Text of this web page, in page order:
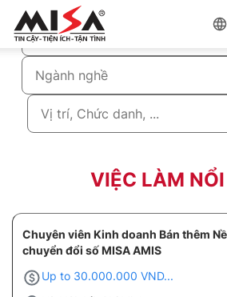
VIỆC LÀM
Chuyên viên Kinh doanh Bán thêm
chuyển đổi số MISA AMIS
Up to 30.000.000 VND...